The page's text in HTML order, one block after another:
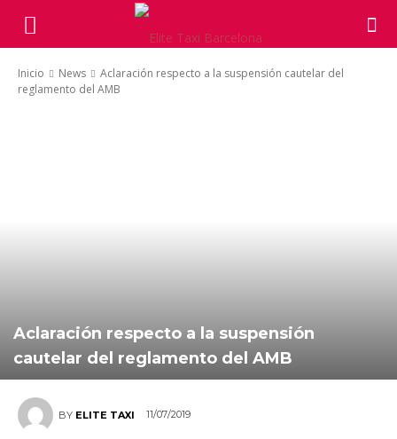
Inicio News
Aclaración respecto a la suspensión cautelar del
reglamento del AMB
Aclaración respecto a la suspensión
cautelar del reglamento del AMB
BY ELITE TAXI 11/07/2019